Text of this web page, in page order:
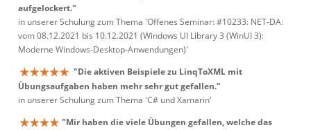
aufgelockert."
in unserer Schulung zum Thema 'Offenes Seminar: #10233: NET-DA:
vom 08.12.2021 bis 10.12.2021 (Windows UI Library 3 (WinUI 3):
Moderne Windows-Desktop-Anwendungen)'
"Die aktiven Beispiele zu LinqToXML mit
Übungsaufgaben haben mehr sehr gut gefallen."
in unserer Schulung zum Thema 'C# und Xamarin'
"Mir haben die viele Übungen gefallen, welche das